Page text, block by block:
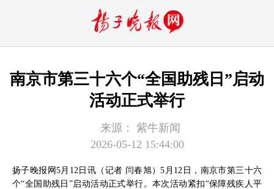
南京市第三十六个“全国助残日”启动
活动正式举行
来源：
紫牛新闻
2026-05-12 15:44:00
扬子晚报网5月12日讯（记者 闫春旭）5月12日，南京市第三十六
个“全国助残日”启动活动正式举行。本次活动紧扣“保障残疾人平